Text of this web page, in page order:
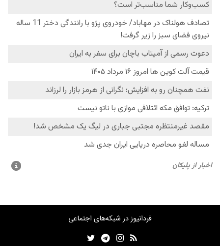
فردانیوز در شبکه‌های اجتماعی